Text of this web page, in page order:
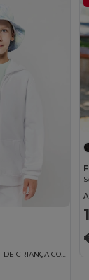
CASACO SWEATSHIRT DE CRIANÇA COM CAPUZ